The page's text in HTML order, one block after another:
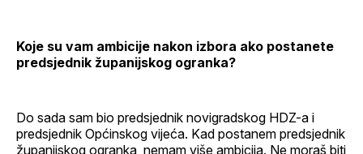
Koje su vam ambicije nakon izbora ako postanete
predsjednik županijskog ogranka?
Do sada sam bio predsjednik novigradskog HDZ-a i
predsjednik Općinskog vijeća. Kad postanem predsjednik
županijskog ogranka, nemam više ambicija. Ne moraš biti